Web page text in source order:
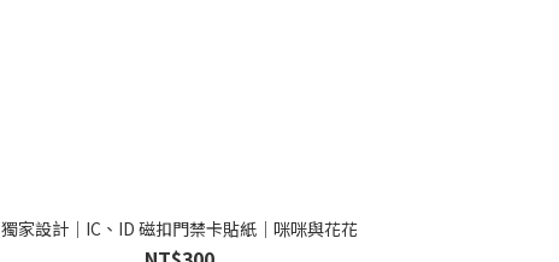
獨家設計｜IC、ID 磁扣門禁卡貼紙｜咪咪與花花